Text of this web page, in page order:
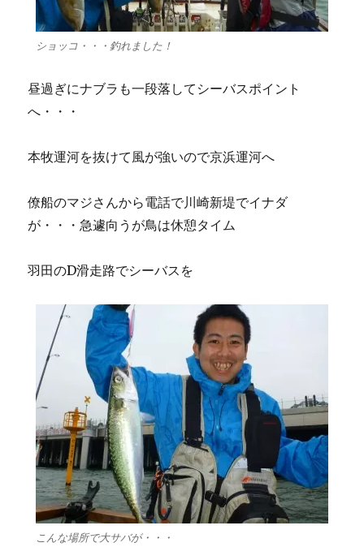
ショッコ・・・釣れました！
昼過ぎにナブラも一段落してシーバスポイント
へ・・・
本牧運河を抜けて風が強いので京浜運河へ
僚船のマジさんから電話で川崎新堤でイナダ
が・・・急遽向うが鳥は休憩タイム
羽田のD滑走路でシーバスを
こんな場所で大サバが・・・